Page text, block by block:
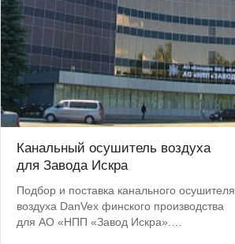
Канальный осушитель воздуха
для Завода Искра
Подбор и поставка канального осушителя
воздуха DanVex финского производства
для АО «НПП «Завод Искра».